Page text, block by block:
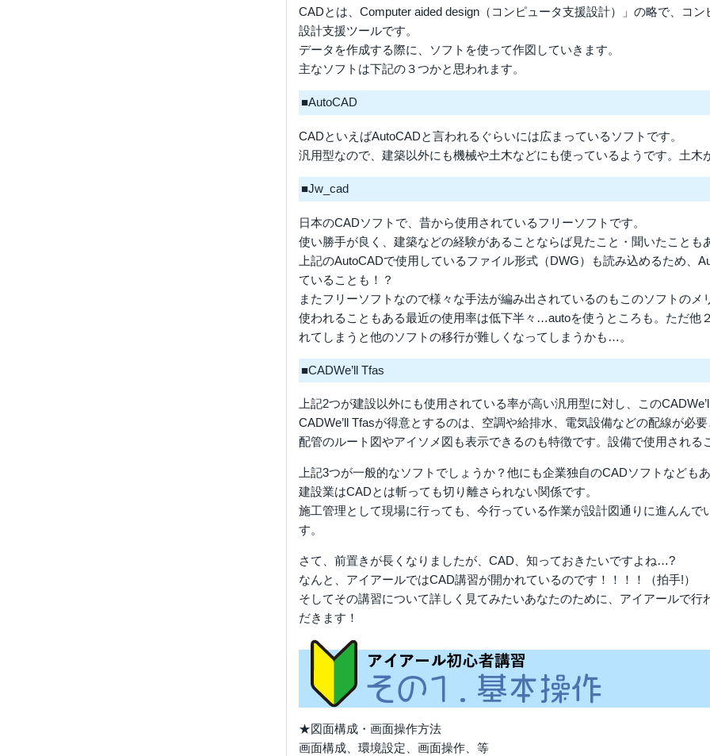
CADとは、Computer aided design（コンピュータ支援設計）」の略で、コ
設計支援ツールです。
データを作成する際に、ソフトを使って作図していきます。
主なソフトは下記の３つかと思われます。
■AutoCAD
CADといえばAutoCADと言われるぐらいには広まっているソフトです。
汎用型なので、建築以外にも機械や土木などにも使っているようです。土木
■Jw_cad
日本のCADソフトで、昔から使用されているフリーソフトです。
使い勝手が良く、建築などの経験があることならば見たこと・聞いたことも
上記のAutoCADで使用しているファイル形式（DWG）も読み込めるため、
ていることも！？
またフリーソフトなので様々な手法が編み出されているのもこのソフトの
使われることもある最近の使用率は低下半々…autoを使うところも。ただ他
れてしまうと他のソフトの移行が難しくなってしまうかも…。
■CADWe’ll Tfas
上記2つが建設以外にも使用されている率が高い汎用型に対し、この
CADWe’ll Tfasが得意とするのは、空調や給排水、電気設備などの配線が必
配管のルート図やアイソメ図も表示できるのも特徴です。設備で使用される
上記3つが一般的なソフトでしょうか？他にも企業独自のCADソフトなども
建設業はCADとは斬っても切り離さられない関係です。
施工管理として現場に行っても、今行っている作業が設計図通りに進んん
す。
さて、前置きが長くなりましたが、CAD、知っておきたいですよね…?
なんと、アイアールではCAD講習が開かれているのです！！！！（拍手!）
そしてその講習について詳しく見てみたいあなたのために、アイアールで
だきます！
★図面構成・画面操作方法
画面構成、環境設定、画面操作、等